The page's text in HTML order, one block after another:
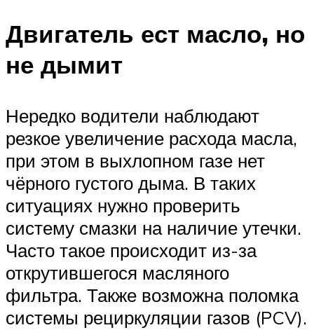
Двигатель ест масло, но
не дымит
Нередко водители наблюдают
резкое увеличение расхода масла,
при этом в выхлопном газе нет
чёрного густого дыма. В таких
ситуациях нужно проверить
систему смазки на наличие утечки.
Часто такое происходит из-за
открутившегося масляного
фильтра. Также возможна поломка
системы рециркуляции газов (PCV).